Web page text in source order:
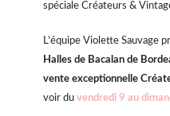
spéciale Créateurs &
L’équipe Violette Sauvage
Halles de Bacalan de
vente exceptionnelle
voir du vendredi 9 au